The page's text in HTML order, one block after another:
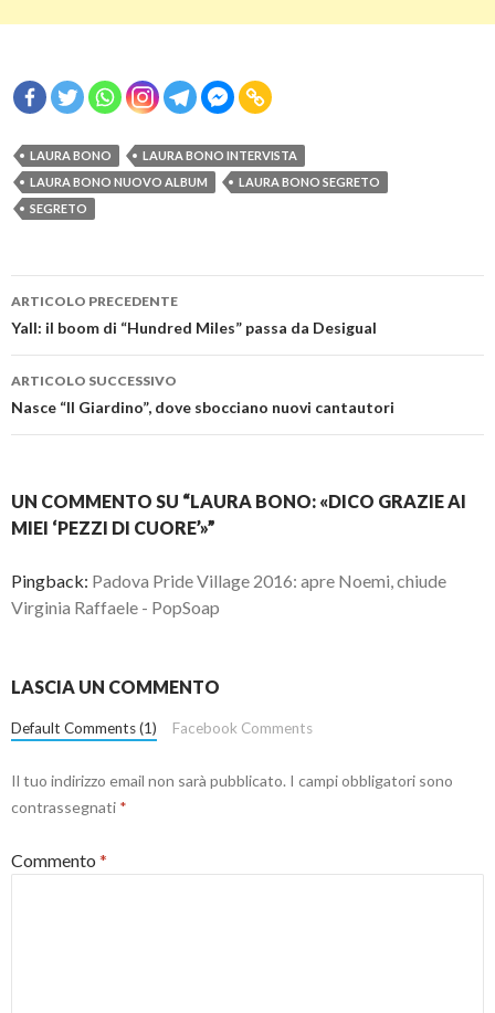
LAURA BONO
LAURA BONO INTERVISTA
LAURA BONO NUOVO ALBUM
LAURA BONO SEGRETO
SEGRETO
Navigazione
articolo
ARTICOLO PRECEDENTE
Yall: il boom di “Hundred Miles” passa da Desigual
ARTICOLO SUCCESSIVO
Nasce “Il Giardino”, dove sbocciano nuovi cantautori
UN COMMENTO SU “LAURA BONO: «DICO GRAZIE AI
MIEI ‘PEZZI DI CUORE’»”
Pingback: Padova Pride Village 2016: apre Noemi, chiude
Virginia Raffaele - PopSoap
LASCIA UN COMMENTO
Default Comments (1) Facebook Comments
Il tuo indirizzo email non sarà pubblicato. I campi obbligatori sono
contrassegnati *
Commento *